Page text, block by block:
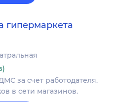
гипермаркета
за счет работодателя.
в сети магазинов.